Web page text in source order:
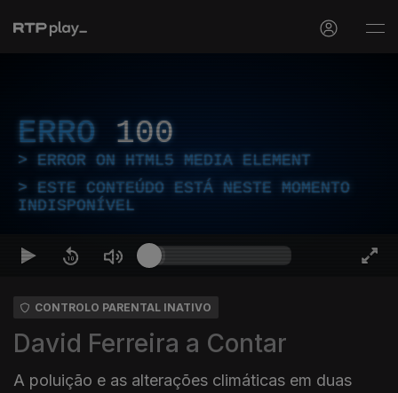
ERRO 100
ERROR ON HTML5 MEDIA ELEMENT
ESTE CONTEÚDO ESTÁ NESTE MOMENTO
INDISPONÍVEL
CONTROLO PARENTAL INATIVO
David Ferreira a Contar
A poluição e as alterações climáticas em duas